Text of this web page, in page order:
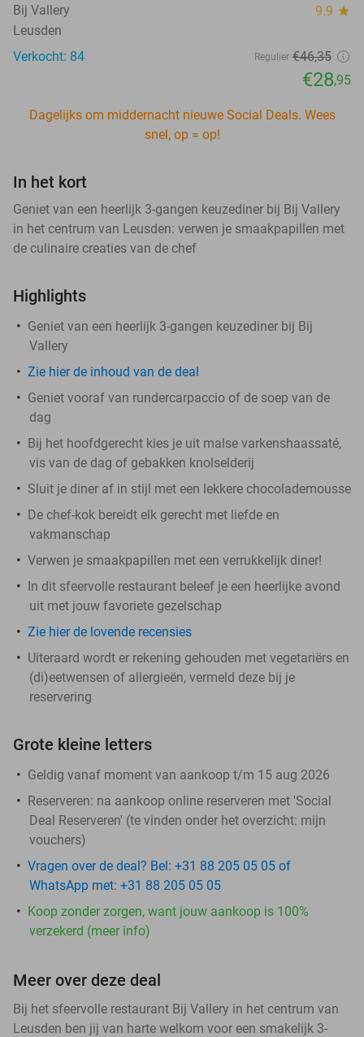
Bij Vallery 9.9 star
Leusden
Verkocht: 84
Regulier €46,35
€28,95
Dagelijks om middernacht nieuwe Social Deals. Wees
snel, op = op!
In het kort
Geniet van een heerlijk 3-gangen keuzediner bij Bij Vallery
in het centrum van Leusden: verwen je smaakpapillen met
de culinaire creaties van de chef
Highlights
Geniet van een heerlijk 3-gangen keuzediner bij Bij
Vallery
Zie hier de inhoud van de deal
Geniet vooraf van rundercarpaccio of de soep van de
dag
Bij het hoofdgerecht kies je uit malse varkenshaassaté,
vis van de dag of gebakken knolselderij
Sluit je diner af in stijl met een lekkere chocolademousse
De chef-kok bereidt elk gerecht met liefde en
vakmanschap
Verwen je smaakpapillen met een verrukkelijk diner!
In dit sfeervolle restaurant beleef je een heerlijke avond
uit met jouw favoriete gezelschap
Zie hier de lovende recensies
Uiteraard wordt er rekening gehouden met vegetariërs en
(di)eetwensen of allergieën, vermeld deze bij je
reservering
Grote kleine letters
Geldig vanaf moment van aankoop t/m 15 aug 2026
Reserveren: na aankoop online reserveren met 'Social
Deal Reserveren' (te vinden onder het overzicht: mijn
vouchers)
Vragen over de deal? Bel: +31 88 205 05 05 of
WhatsApp met: +31 88 205 05 05
Koop zonder zorgen, want jouw aankoop is 100%
verzekerd (meer info)
Meer over deze deal
Bij het sfeervolle restaurant Bij Vallery in het centrum van
Leusden ben jij van harte welkom voor een smakelijk 3-